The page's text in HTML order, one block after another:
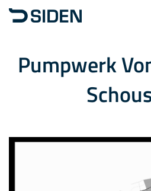
Pumpwerk